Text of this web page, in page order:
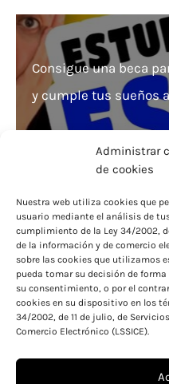
Administrar
de cookies
Nuestra web utiliza cookies que
usuario mediante el análisis de
cumplimiento de la Ley 34/2002,
de la información y de comercio
sobre las cookies que utilizamos
pueda tomar su decisión de
su consentimiento, o por el
cookies en su dispositivo en los
34/2002, de 11 de julio, de
Comercio Electrónico (LSSICE).
Consigue una beca
y cumple tus sueños
¿Beca para
cómo solicitarla